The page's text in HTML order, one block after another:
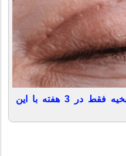
کاهش چشمگیر جای زخم و بخیه فقط در 3 هفته با این